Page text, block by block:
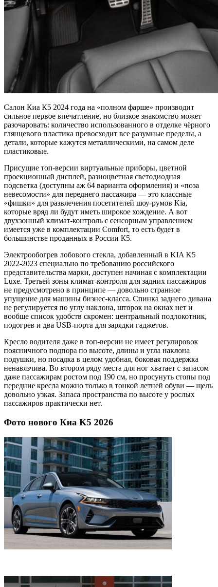
Салон Киа К5 2024 года на «полном фарше» производит
сильное первое впечатление, но близкое знакомство может
разочаровать: количество использованного в отделке чёрного
глянцевого пластика превосходит все разумные пределы, а
детали, которые кажутся металлическими, на самом деле
пластиковые.
Присущие топ-версии виртуальные приборы, цветной
проекционный дисплей, разноцветная светодиодная
подсветка (доступны аж 64 варианта оформления) и «поза
невесомости» для переднего пассажира — это классные
«фишки» для развлечения посетителей шоу-румов Kia,
которые вряд ли будут иметь широкое хождение. А вот
двухзонный климат-контроль с сенсорным управлением
имеется уже в комплектации Comfort, то есть будет в
большинстве проданных в России К5.
Электрообогрев лобового стекла, добавленный в KIA K5
2022-2023 специально по требованию российского
представительства марки, доступен начиная с комплектации
Luxe. Третьей зоны климат-контроля для задних пассажиров
не предусмотрено в принципе — довольно странное
упущение для машины бизнес-класса. Спинка заднего дивана
не регулируется по углу наклона, шторок на окнах нет и
вообще список удобств скромен: центральный подлокотник,
подогрев и два USB-порта для зарядки гаджетов.
Кресло водителя даже в топ-версии не имеет регулировок
поясничного подпора по высоте, длины и угла наклона
подушки, но посадка в целом удобная, боковая поддержка
ненавязчива. Во втором ряду места для ног хватает с запасом
даже пассажирам ростом под 190 см, но просунуть стопы под
передние кресла можно только в тонкой летней обуви — щель
довольно узкая. Запаса пространства по высоте у рослых
пассажиров практически нет.
Фото нового Киа K5 2026